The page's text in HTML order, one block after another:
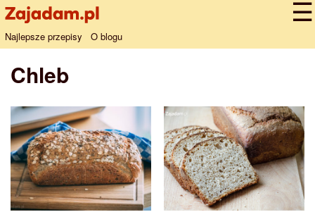
Najlepsze przepisy O blogu
Chleb